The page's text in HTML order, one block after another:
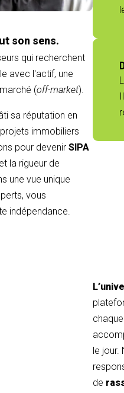
son sens.
qui recherchent
avec l'actif, une
(off-market).
sa réputation en
immobiliers
pour devenir SIPA
la rigueur de
une vue unique
vous
indépendance.
le jour.
de